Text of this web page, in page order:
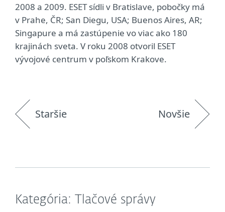
2008 a 2009. ESET sídli v Bratislave, pobočky má
v Prahe, ČR; San Diegu, USA; Buenos Aires, AR;
Singapure a má zastúpenie vo viac ako 180
krajinách sveta. V roku 2008 otvoril ESET
vývojové centrum v poľskom Krakove.
Staršie Novšie
Kategória: Tlačové správy